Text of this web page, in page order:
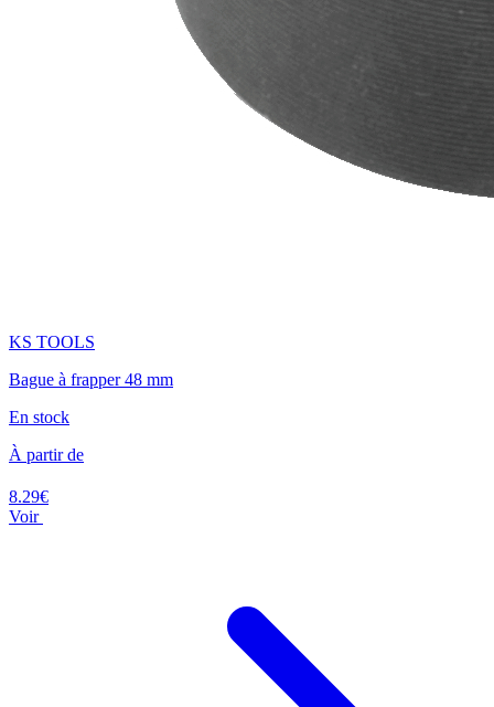
KS TOOLS
Bague à frapper 48 mm
En stock
À partir de
8.29€
Voir